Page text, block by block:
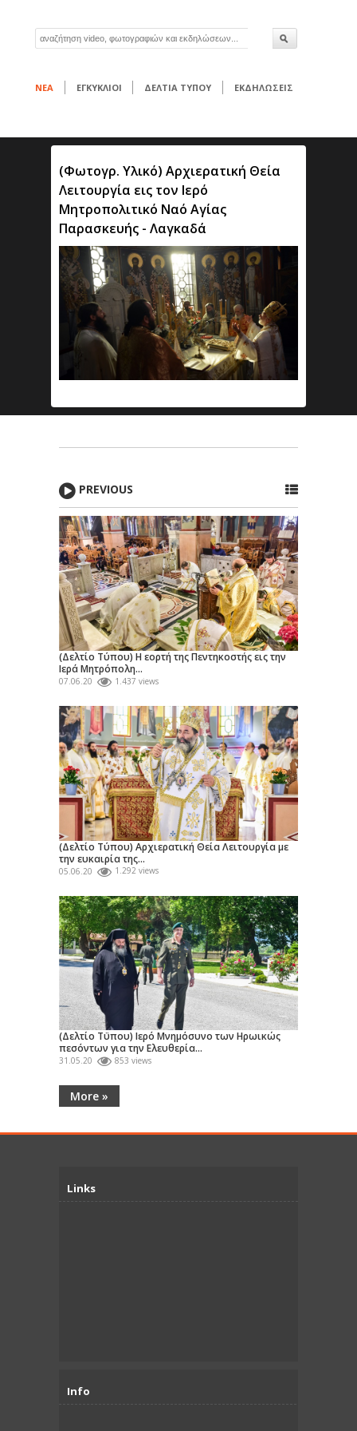
ΝΕΑ ΕΓΚΥΚΛΙΟΙ ΔΕΛΤΙΑ ΤΥΠΟΥ ΕΚΔΗΛΩΣΕΙΣ
(Φωτογρ. Υλικό) Αρχιερατική Θεία
Λειτουργία εις τον Ιερό
Μητροπολιτικό Ναό Αγίας
Παρασκευής - Λαγκαδά
PREVIOUS
(Δελτίο Τύπου) Η εορτή της Πεντηκοστής εις την
Ιερά Μητρόπολη...
07.06.20 1.437 views
(Δελτίο Τύπου) Αρχιερατική Θεία Λειτουργία με
την ευκαιρία της...
05.06.20 1.292 views
(Δελτίο Τϋπου) Ιερό Μνημόσυνο των Ηρωικώς
πεσόντων για την Ελευθερία...
31.05.20 853 views
More »
Links
Info